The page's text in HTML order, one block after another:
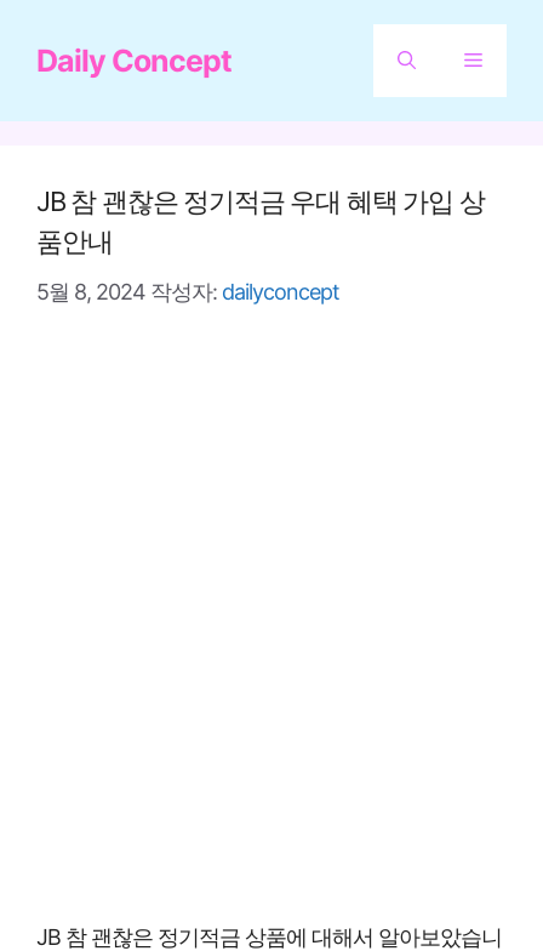
Daily Concept 메
JB 참 괜찮은 정기적금 우대 혜택 가입 상
품안내
5월 8, 2024 작성자: dailyconcept
JB 참 괜찮은 정기적금 상품에 대해서 알아보았습니